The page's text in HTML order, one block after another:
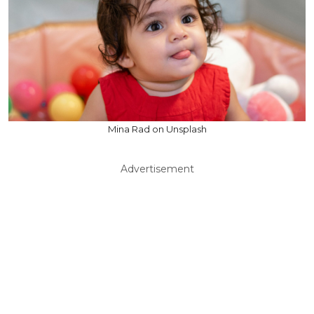
Mina Rad on Unsplash
Advertisement